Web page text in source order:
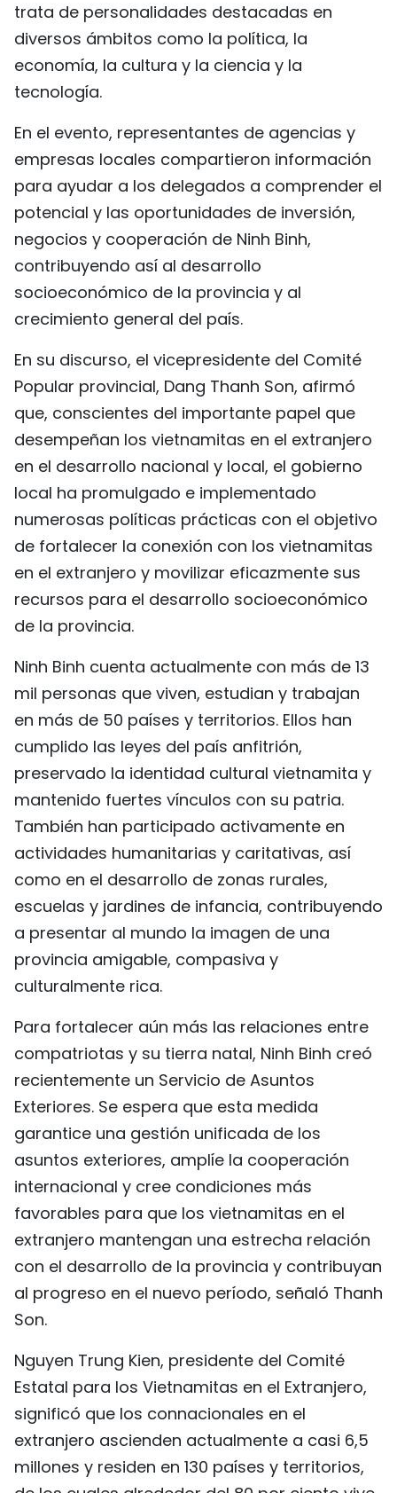
trata de personalidades destacadas en
diversos ámbitos como la política, la
economía, la cultura y la ciencia y la
tecnología.
En el evento, representantes de agencias y
empresas locales compartieron información
para ayudar a los delegados a comprender el
potencial y las oportunidades de inversión,
negocios y cooperación de Ninh Binh,
contribuyendo así al desarrollo
socioeconómico de la provincia y al
crecimiento general del país.
En su discurso, el vicepresidente del Comité
Popular provincial, Dang Thanh Son, afirmó
que, conscientes del importante papel que
desempeñan los vietnamitas en el extranjero
en el desarrollo nacional y local, el gobierno
local ha promulgado e implementado
numerosas políticas prácticas con el objetivo
de fortalecer la conexión con los vietnamitas
en el extranjero y movilizar eficazmente sus
recursos para el desarrollo socioeconómico
de la provincia.
Ninh Binh cuenta actualmente con más de 13
mil personas que viven, estudian y trabajan
en más de 50 países y territorios. Ellos han
cumplido las leyes del país anfitrión,
preservado la identidad cultural vietnamita y
mantenido fuertes vínculos con su patria.
También han participado activamente en
actividades humanitarias y caritativas, así
como en el desarrollo de zonas rurales,
escuelas y jardines de infancia, contribuyendo
a presentar al mundo la imagen de una
provincia amigable, compasiva y
culturalmente rica.
Para fortalecer aún más las relaciones entre
compatriotas y su tierra natal, Ninh Binh creó
recientemente un Servicio de Asuntos
Exteriores. Se espera que esta medida
garantice una gestión unificada de los
asuntos exteriores, amplíe la cooperación
internacional y cree condiciones más
favorables para que los vietnamitas en el
extranjero mantengan una estrecha relación
con el desarrollo de la provincia y contribuyan
al progreso en el nuevo período, señaló Thanh
Son.
Nguyen Trung Kien, presidente del Comité
Estatal para los Vietnamitas en el Extranjero,
significó que los connacionales en el
extranjero ascienden actualmente a casi 6,5
millones y residen en 130 países y territorios,